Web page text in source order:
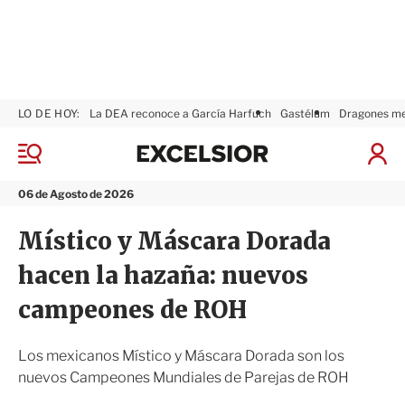
M
n
06 de Agosto de 2026
LO DE HOY: La DEA reconoce a García Harfuch Gastélum Dragones
I
x
i
r
Místico y Máscara Dorada
hacen la hazaña: nuevos
campeones de ROH
Los mexicanos Místico y Máscara Dorada son los
nuevos Campeones Mundiales de Parejas de ROH